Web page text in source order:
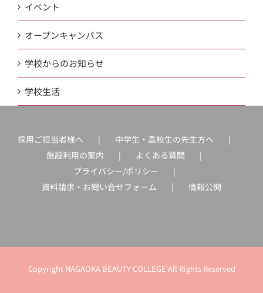
イベント
オープンキャンパス
学校からのお知らせ
学校生活
採用ご担当者様へ
中学生・高校生の先生方へ
施設利用の案内
よくある質問
プライバシー/ポリシー
資料請求・お問い合せフォーム
情報公開
Copyright NAGAOKA BEAUTY COLLEGE All Rights Reserved